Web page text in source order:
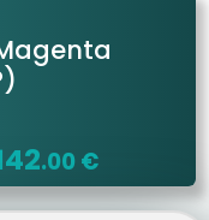
.00 €